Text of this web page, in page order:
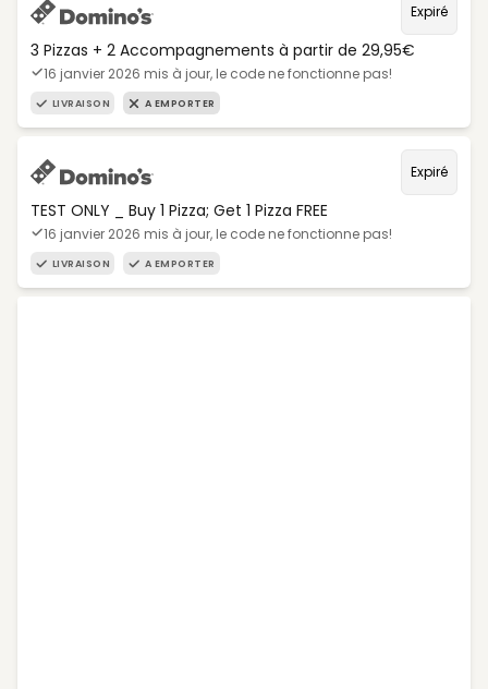
Expiré
3 Pizzas + 2 Accompagnements à partir de 29,95€
16 janvier 2026 mis à jour, le code ne fonctionne pas!
LIVRAISON A EMPORTER
Expiré
TEST ONLY _ Buy 1 Pizza; Get 1 Pizza FREE
16 janvier 2026 mis à jour, le code ne fonctionne pas!
LIVRAISON A EMPORTER